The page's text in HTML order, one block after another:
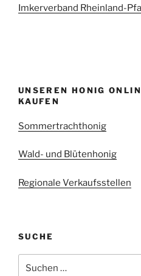
Imkerverband Rheinland-
UNSEREN HONIG
KAUFEN
Sommertrachthonig
Wald- und Blütenhonig
Regionale Verkaufsstellen
SUCHE